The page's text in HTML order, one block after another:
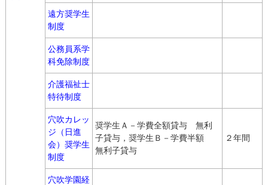
遠方奨学生
制度
公務員系学
科免除制度
介護福祉士
特待制度
穴吹カレッ
ジ（日進
会）奨学生
制度
奨学生Ａ－学費全額貸与 無利
子貸与，奨学生Ｂ－学費半額
無利子貸与
２年間
穴吹学園経